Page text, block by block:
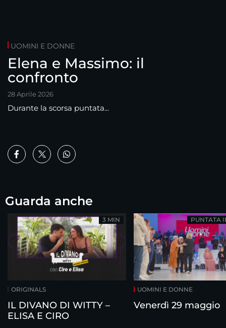
UOMINI E DONNE
Elena e Massimo: il
confronto
28 Aprile 2026
Durante la scorsa puntata...
Guarda anche
ORIGINALS
IL DIVANO DI WITTY –
ELISA E CIRO
3 MIN
UOMINI E DONNE
Venerdì 29 maggio
PUNTATA